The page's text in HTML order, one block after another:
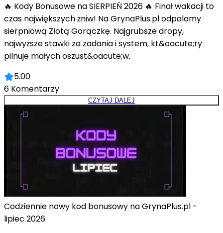
🔥 Kody Bonusowe na SIERPIEŃ 2026 🔥 Finał wakacji to
czas największych żniw! Na GrynaPlus.pl odpalamy
sierpniową Złotą Gorączkę. Najgrubsze dropy,
najwyższe stawki za zadania i system, kt&oacute;ry
pilnuje małych oszust&oacute;w.
5.00
6 Komentarzy
CZYTAJ DALEJ
Codziennie nowy kod bonusowy na GrynaPlus.pl -
lipiec 2026